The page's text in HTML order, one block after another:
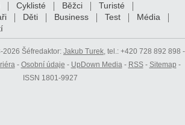
Cyklisté Běžci
Turisté
Děti Business Test
Média
2026 Šéfredaktor: Jakub Turek, tel.: +420 728 892 898 -
- Osobní údaje - UpDown Media- RSS- Sitemap -
ISSN 1801-9927